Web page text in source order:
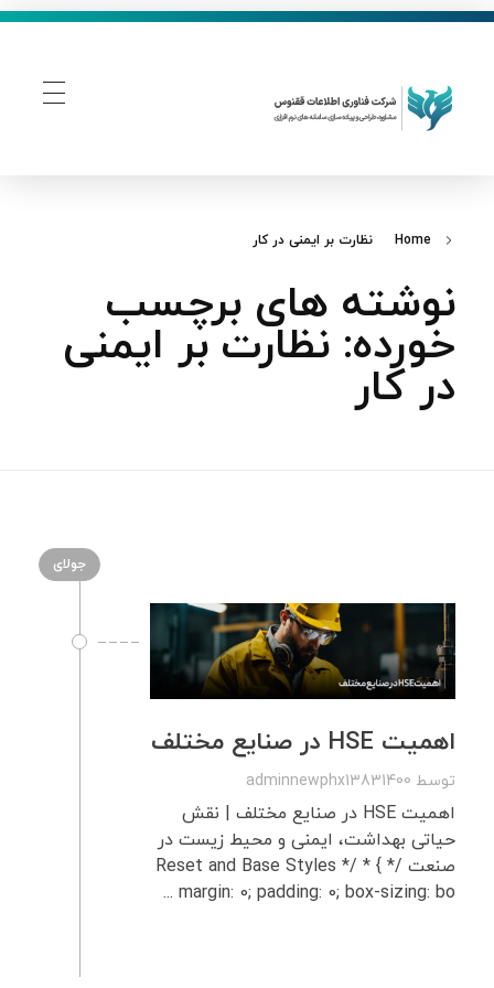
Home نظارت بر ایمنی در کار
نوشته های برچسب
خورده: نظارت بر ایمنی
در کار
جولای
اهمیت HSE در صنایع مختلف
توسط adminnewphx13831400
اهمیت HSE در صنایع مختلف | نقش
حیاتی بهداشت، ایمنی و محیط زیست در
صنعت /* Reset and Base Styles */ * {
margin: 0; padding: 0; box-sizing: bo ...